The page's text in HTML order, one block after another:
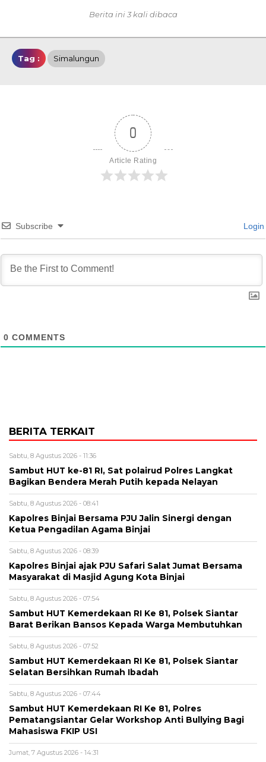
Berita ini 3 kali dibaca
Tag : Simalungun
0
Article Rating
Subscribe Login
0 COMMENTS
BERITA TERKAIT
Sabtu, 8 Agustus 2026 - 11:36
Sambut HUT ke-81 RI, Sat polairud Polres Langkat
Bagikan Bendera Merah Putih kepada Nelayan
Sabtu, 8 Agustus 2026 - 08:41
Kapolres Binjai Bersama PJU Jalin Sinergi dengan
Ketua Pengadilan Agama Binjai
Sabtu, 8 Agustus 2026 - 08:39
Kapolres Binjai ajak PJU Safari Salat Jumat Bersama
Masyarakat di Masjid Agung Kota Binjai
Sabtu, 8 Agustus 2026 - 07:54
Sambut HUT Kemerdekaan RI Ke 81, Polsek Siantar
Barat Berikan Bansos Kepada Warga Membutuhkan
Sabtu, 8 Agustus 2026 - 07:52
Sambut HUT Kemerdekaan RI Ke 81, Polsek Siantar
Selatan Bersihkan Rumah Ibadah
Sabtu, 8 Agustus 2026 - 07:44
Sambut HUT Kemerdekaan RI Ke 81, Polres
Pematangsiantar Gelar Workshop Anti Bullying Bagi
Mahasiswa FKIP USI
Jumat, 7 Agustus 2026 - 14:31